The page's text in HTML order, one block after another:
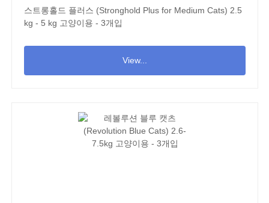
스트롱홀드 플러스 (Stronghold Plus for Medium Cats) 2.5
kg - 5 kg 고양이용 - 3개입
View...